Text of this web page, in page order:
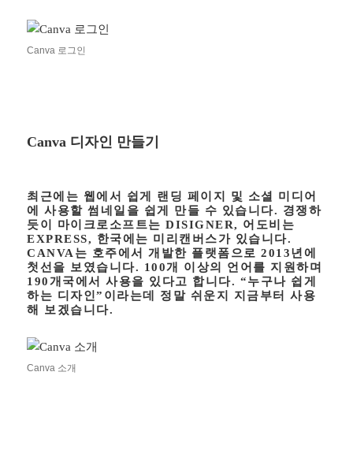
Canva 로그인
Canva 디자인 만들기
최근에는 웹에서 쉽게 랜딩 페이지 및 소셜 미디어
에 사용할 썸네일을 쉽게 만들 수 있습니다. 경쟁하
듯이 마이크로소프트는 DISIGNER, 어도비는
EXPRESS, 한국에는 미리캔버스가 있습니다.
CANVA는 호주에서 개발한 플랫폼으로 2013년에
첫선을 보였습니다. 100개 이상의 언어를 지원하며
190개국에서 사용을 있다고 합니다. “누구나 쉽게
하는 디자인”이라는데 정말 쉬운지 지금부터 사용
해 보겠습니다.
Canva 소개